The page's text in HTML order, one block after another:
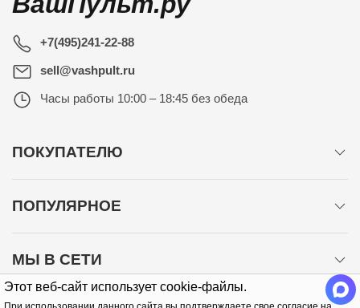
Этот веб-сайт использует cookie-файлы.
+7(495)241-22-88
sell@vashpult.ru
Часы работы 10:00 – 18:45 без обеда
ПОКУПАТЕЛЮ
ПОПУЛЯРНОЕ
МЫ В СЕТИ